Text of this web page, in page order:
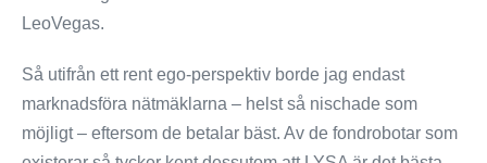
LeoVegas.
Så utifrån ett rent ego-perspektiv borde jag endast
marknadsföra nätmäklarna – helst så nischade som
möjligt – eftersom de betalar bäst. Av de fondrobotar som